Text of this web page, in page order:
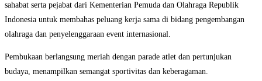
sahabat serta pejabat dari Kementerian Pemuda dan Olahraga Republik
Indonesia untuk membahas peluang kerja sama di bidang pengembangan
olahraga dan penyelenggaraan event internasional.
Pembukaan berlangsung meriah dengan parade atlet dan pertunjukan
budaya, menampilkan semangat sportivitas dan keberagaman.